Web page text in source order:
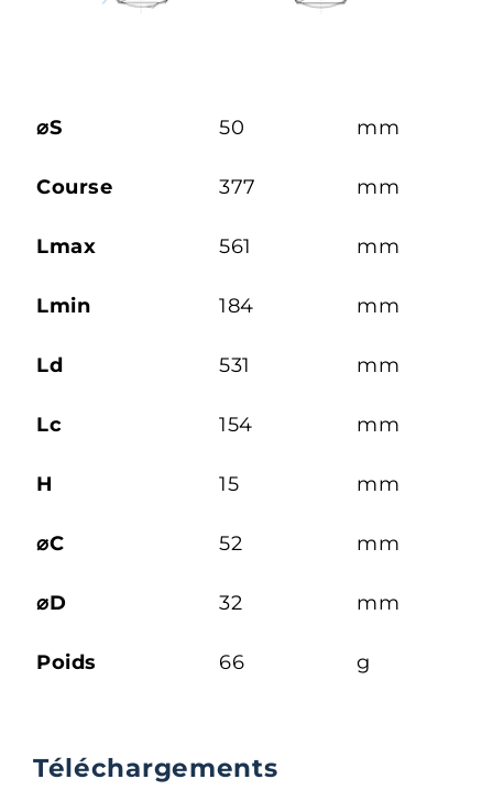
⌀S 50 mm
Course 377 mm
Lmax 561 mm
Lmin 184 mm
Ld 531 mm
Lc 154 mm
H 15 mm
⌀C 52 mm
⌀D 32 mm
Poids 66 g
Téléchargements